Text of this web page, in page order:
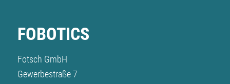
FOBOTICS
Fotsch GmbH
Gewerbestraße 7